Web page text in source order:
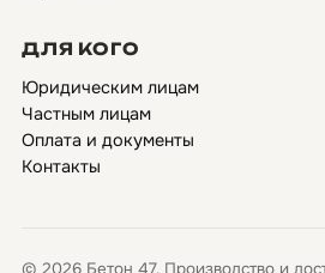
ДЛЯ КОГО
Юридическим лицам
Частным лицам
Оплата и документы
Контакты
© 2026 Бетон 47. Производство и